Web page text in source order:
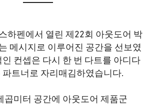
하펜에서 열린 제22회 아웃도어 박
메시지로 이루어진 공간을 선보였
컨셉은 다시 한 번 다트를 아디다
트너로 자리매김하였습니다.
곱미터 공간에 아웃도어 제품군